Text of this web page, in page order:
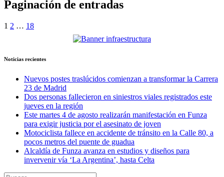
Paginación de entradas
1 2 … 18
Noticias recientes
Nuevos postes traslúcidos comienzan a transformar la Carrera
23 de Madrid
Dos personas fallecieron en siniestros viales registrados este
jueves en la región
Este martes 4 de agosto realizarán manifestación en Funza
para exigir justicia por el asesinato de joven
Motociclista fallece en accidente de tránsito en la Calle 80, a
pocos metros del puente de guadua
Alcaldía de Funza avanza en estudios y diseños para
invervenir vía ‘La Argentina’, hasta Celta